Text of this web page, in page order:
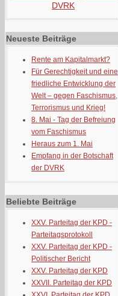
DVRK
Neueste Beiträge
Rente am Kapitalmarkt?
Für Gerechtigkeit und eine
friedliche Entwicklung der
Welt – gegen Faschismus,
Terrorismus und Krieg!
8. Mai - Tag der Befreiung
vom Faschismus
Heraus zum 1. Mai
Empfang in der Botschaft
der DVRK
Beliebte Beiträge
XXV. Parteitag der KPD -
Parteitagsprotokoll
XXV. Parteitag der KPD -
Politischer Bericht
XXV. Parteitag der KPD
XXVII. Parteitag der KPD